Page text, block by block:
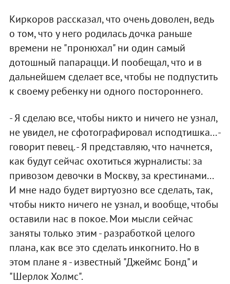
Киркоров рассказал, что очень доволен, ведь
о том, что у него родилась дочка раньше
времени не "пронюхал" ни один самый
дотошный папарацци. И пообещал, что и в
дальнейшем сделает все, чтобы не подпустить
к своему ребенку ни одного постороннего.
- Я сделаю все, чтобы никто и ничего не узнал,
не увидел, не сфотографировал исподтишка... -
говорит певец. - Я представляю, что начнется,
как будут сейчас охотиться журналисты: за
привозом девочки в Москву, за крестинами...
И мне надо будет виртуозно все сделать, так,
чтобы никто ничего не узнал, и вообще, чтобы
оставили нас в покое. Мои мысли сейчас
заняты только этим - разработкой целого
плана, как все это сделать инкогнито. Но в
этом плане я - известный "Джеймс Бонд" и
"Шерлок Холмс".